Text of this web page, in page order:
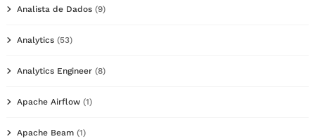
Analista de Dados (9)
Analytics (53)
Analytics Engineer (8)
Apache Airflow (1)
Apache Beam (1)